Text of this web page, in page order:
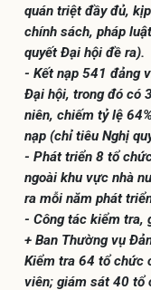
quán triệt đầy đủ,
chính sách, pháp
quyết Đại hội đề ra).
- Kết nạp 541 đảng
Đại hội, trong đó có
niên, chiếm tỷ lệ
nạp (chỉ tiêu Nghị
- Phát triển 8 tổ
ngoài khu vực nhà
ra mỗi năm phát
- Công tác kiểm tra,
+ Ban Thường vụ
Kiểm tra 64 tổ chức
viên; giám sát 40 tổ